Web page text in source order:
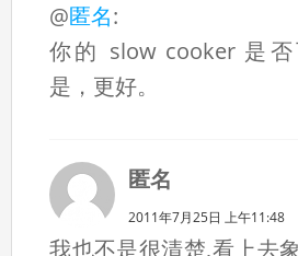
@匿名:
你的 slow cooker 是
是，更好。
匿名
2011年7月25日 上午11:48
我也不是很清楚,看上去